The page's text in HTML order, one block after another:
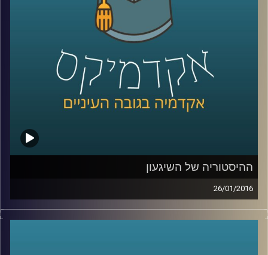
שמסוגל לשרוד את התרבות הטכנולוגית שלנו
AudioVersity
ההיסטוריה של השיגעון
26/01/2016
דוקטור נועה אלבלדה מספרת על מחלת